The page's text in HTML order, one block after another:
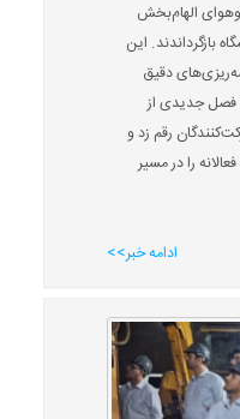
الهام‌بخش
بازگرداندند. این
دقیق
فصل جدیدی از
رقم زد و
را در مسیر
ادامه خبر>>